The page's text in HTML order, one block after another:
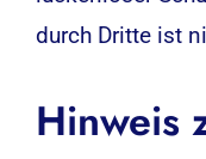
durch Dritte ist
Hinweis